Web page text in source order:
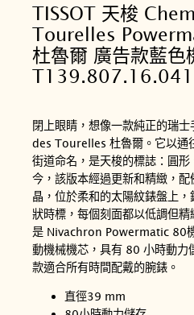
TISSOT 天梭
Tourelles
杜魯爾 廣告款藍色
閉上眼睛，想像一款純正的瑞
des Tourelles 杜魯爾。它以通
街道命名，是天梭的標誌：圓
今，該版本經過更新和精緻，
晶，位於柔和的太陽紋錶盤上
狀時標，每個刻面都以低調但
是 Nivachron Powermatic 80
動機械機芯，具有 80 小時動力
款適合所有時間配戴的腕錶。
直徑39 mm